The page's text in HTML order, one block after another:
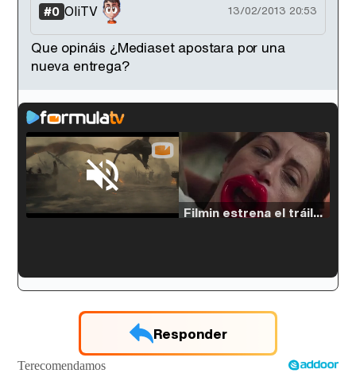
#0 OliTV 13/02/2013 20:53
Que opináis ¿Mediaset apostara por una
nueva entrega?
Unmute
33.30%
Filmin estrena el tráiler de 'Millennial Mal', su nueva comedia universitaria de la mano de Lorena Iglesias
Responder